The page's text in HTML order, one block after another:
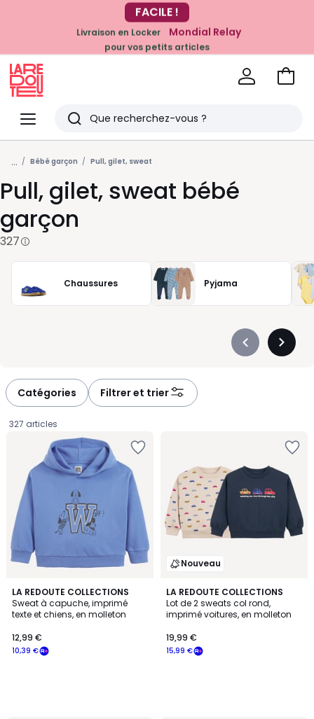
EN CE MOMENT
-20% dès 39€*
sur la mode
Livraison en Locker Mondial Relay
pour vos petits articles
Menu
Redoute
Rechercher
Derniers
articles
vus
Voir
... Bébé garçon Pull, gilet, sweat
Pull, gilet, sweat bébé
garçon
327
Chaussures Pyjama
Précédent
Catégories Filtrer et trier
327 articles
LA REDOUTE COLLECTIONS
Sweat à capuche, imprimé
texte et chiens, en molleton
€
souscrivez
10,39 €
12,99 €
Nouveau
LA REDOUTE COLLECTIONS
Lot de 2 sweats col rond,
imprimé voitures, en molleton
15,99 €
19,99 €